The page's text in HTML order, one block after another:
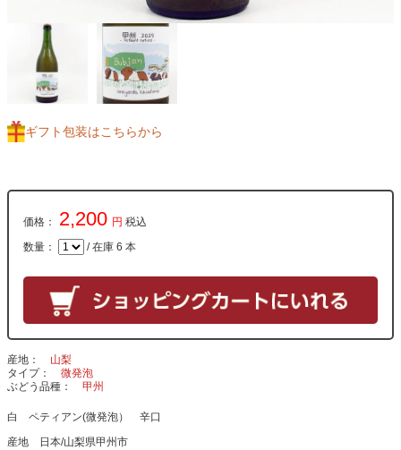
ギフト包装はこちらから
価格： 2,200 円 税込
数量： / 在庫 6 本
産地
山梨
タイプ
微発泡
ぶどう品種
甲州
白 ペティアン(微発泡） 辛口
産地 日本/山梨県甲州市